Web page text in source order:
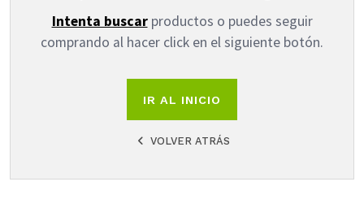
Intenta buscarproductos o puedes seguir
comprando al hacer click en el siguiente botón.
IR AL INICIO
VOLVER ATRÁS